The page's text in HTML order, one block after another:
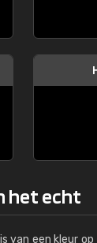
het echt
van een kleur